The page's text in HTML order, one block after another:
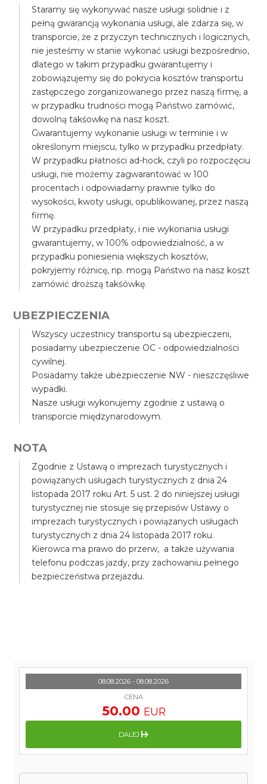
Staramy się wykonywać nasze usługi solidnie i z
pełną gwarancją wykonania usługi, ale zdarza się, w
transporcie, że z przyczyn technicznych i logicznych,
nie jesteśmy w stanie wykonać usługi bezpośrednio,
dlatego w takim przypadku gwarantujemy i
zobowiązujemy się do pokrycia kosztów transportu
zastępczego zorganizowanego przez naszą firmę, a
w przypadku trudności mogą Państwo zamówić,
dowolną takśowkę na nasz koszt.
Gwarantujemy wykonanie usługi w terminie i w
określonym miejscu, tylko w przypadku przedpłaty.
W przypadku płatności ad-hock, czyli po rozpoczęciu
usługi, nie możemy zagwarantować w 100
procentach i odpowiadamy prawnie tylko do
wysokości, kwoty usługi, opublikowanej, przez naszą
firmę.
W przypadku przedpłaty, i nie wykonania usługi
gwarantujemy, w 100% odpowiedzialność, a w
przypadku poniesienia większych kosztów,
pokryjemy różnicę, np. mogą Państwo na nasz koszt
zamówić droższą takśówkę.
UBEZPIECZENIA
Wszyscy uczestnicy transportu są ubezpieczeni,
posiadamy ubezpieczenie OC - odpowiedzialności
cywilnej.
Posiadamy także ubezpieczenie NW - nieszczęśliwe
wypadki.
Nasze usługi wykonujemy zgodnie z ustawą o
transporcie międzynarodowym.
NOTA
Zgodnie z Ustawą o imprezach turystycznych i
powiązanych usługach turystycznych z dnia 24
listopada 2017 roku Art. 5 ust. 2 do niniejszej usługi
turystycznej nie stosuje się przepisów Ustawy o
imprezach turystycznych i powiązanych usługach
turystycznych z dnia 24 listopada 2017 roku.
Kierowca ma prawo do przerw, a także używania
telefonu podczas jazdy, przy zachowaniu pełnego
bezpieczeństwa przejazdu.
08.08.2026 - 08.08.2026
CENA
50.00 EUR
DALEJ